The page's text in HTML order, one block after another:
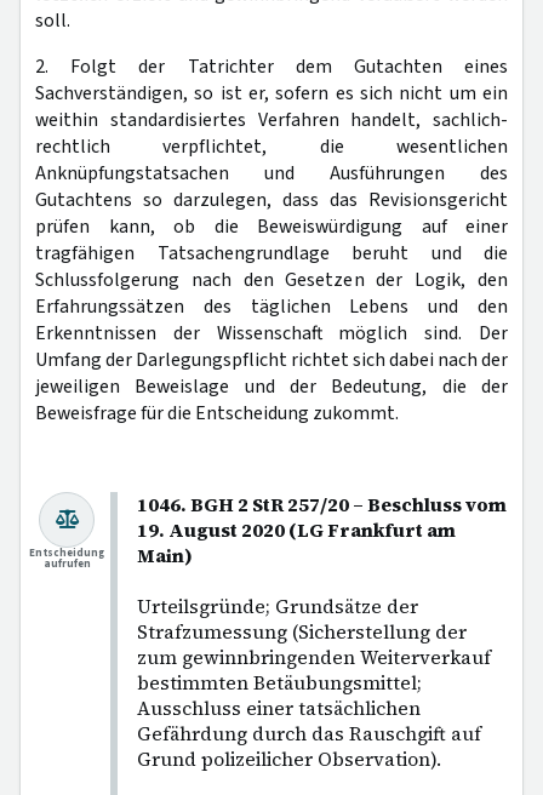
soll.
2. Folgt der Tatrichter dem Gutachten eines
Sachverständigen, so ist er, sofern es sich nicht um ein
weithin standardisiertes Verfahren handelt, sachlich-
rechtlich verpflichtet, die wesentlichen
Anknüpfungstatsachen und Ausführungen des
Gutachtens so darzulegen, dass das Revisionsgericht
prüfen kann, ob die Beweiswürdigung auf einer
tragfähigen Tatsachengrundlage beruht und die
Schlussfolgerung nach den Gesetzen der Logik, den
Erfahrungssätzen des täglichen Lebens und den
Erkenntnissen der Wissenschaft möglich sind. Der
Umfang der Darlegungspflicht richtet sich dabei nach der
jeweiligen Beweislage und der Bedeutung, die der
Beweisfrage für die Entscheidung zukommt.
1046. BGH 2 StR 257/20 – Beschluss vom
19. August 2020 (LG Frankfurt am
Main)
Urteilsgründe; Grundsätze der
Strafzumessung (Sicherstellung der
zum gewinnbringenden Weiterverkauf
bestimmten Betäubungsmittel;
Ausschluss einer tatsächlichen
Gefährdung durch das Rauschgift auf
Grund polizeilicher Observation).
Entscheidung
aufrufen